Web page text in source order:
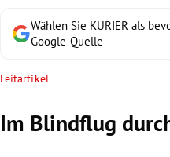
Untermenü
Untermenü
Untermenü
Wählen Sie KURIER als
Google-Quelle
Leitartikel
Im Blindflug